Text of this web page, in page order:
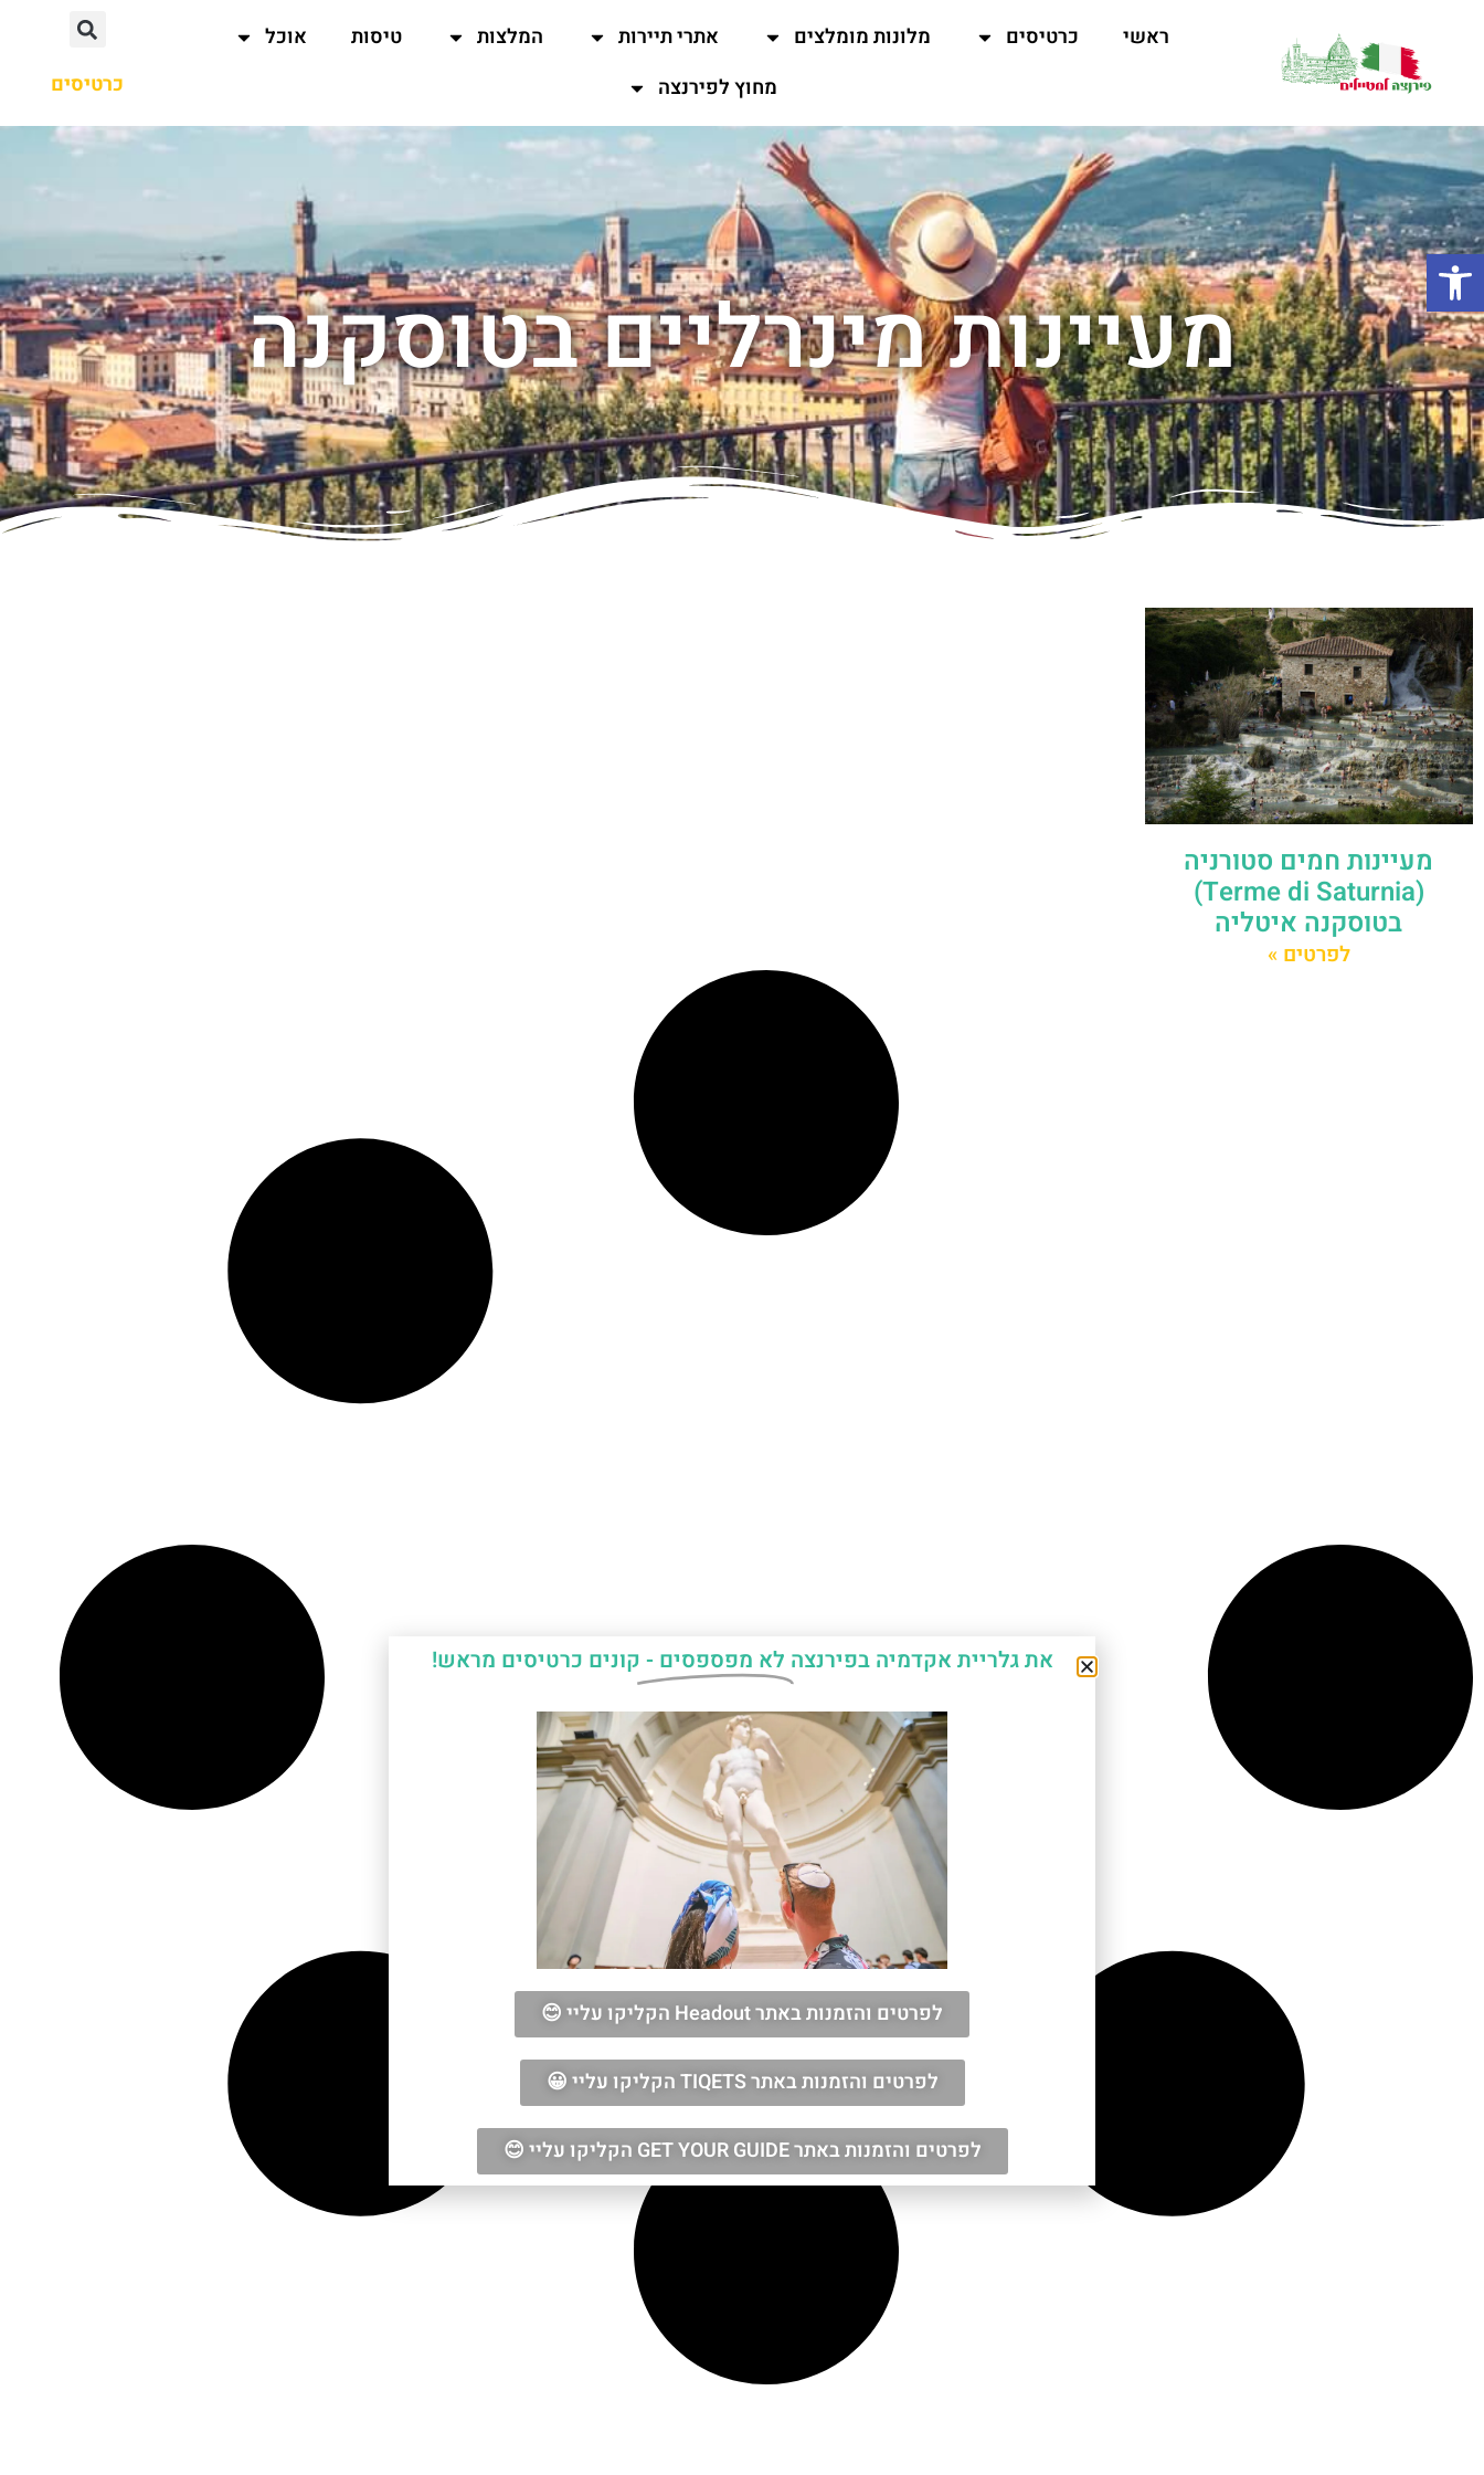
ראשי כרטיסים מלונות מומלצים אתרי תיירות המלצות טיסות
אוכל
מחוץ לפירנצה
כרטיסים
מעיינות מינרליים בטוסקנה
מעיינות חמים סטורניה
(Terme di Saturnia)
בטוסקנה איטליה
לפרטים »
פתח סרגל נגישות
את גלריית אקדמיה בפירנצה לא מפספסים - קונים כרטיסים מראש!
לפרטים והזמנות באתר Headout הקליקו עליי 😊
לפרטים והזמנות באתר TIQETS הקליקו עליי 😀
לפרטים והזמנות באתר GET YOUR GUIDE הקליקו עליי 😊